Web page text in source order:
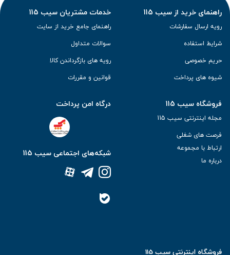
راهنمای خرید از سیب 115
رویه ارسال سفارشات
شرایط استفاده
حریم خصوصی
شیوه های پرداخت
خدمات مشتریان سیب 115
راهنمای جامع خرید از سایت
سوالات متداول
رویه های بازگرداندن کالا
قوانین و مقررات
فروشگاه سیب 115
مجله اینترنتی سیب 115
فرصت های شغلی
ارتباط با مجموعه
درباره ما
درگاه امن پرداخت
شبکه‌های اجتماعی سیب 115
فروشگاه اینترنتی سیب 115